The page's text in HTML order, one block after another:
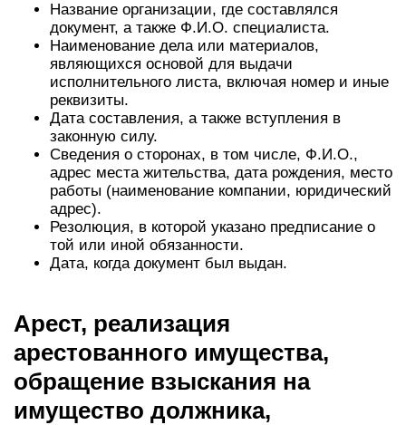
Название организации, где составлялся
документ, а также Ф.И.О. специалиста.
Наименование дела или материалов,
являющихся основой для выдачи
исполнительного листа, включая номер и иные
реквизиты.
Дата составления, а также вступления в
законную силу.
Сведения о сторонах, в том числе, Ф.И.О.,
адрес места жительства, дата рождения, место
работы (наименование компании, юридический
адрес).
Резолюция, в которой указано предписание о
той или иной обязанности.
Дата, когда документ был выдан.
Арест, реализация
арестованного имущества,
обращение взыскания на
имущество должника,